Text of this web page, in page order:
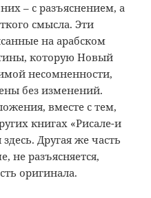
– с разъяснением, а
смысла. Эти
на арабском
которую Новый
несомненности,
без изменений.
вместе с тем,
книгах «Рисале-и
Другая же часть
не разъясняется,
оригинала.